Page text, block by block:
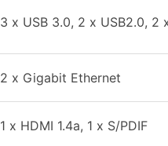
3 x USB 3.0, 2 x USB2.0, 2
2 x Gigabit Ethernet
1 x HDMI 1.4a, 1 x S/PDIF